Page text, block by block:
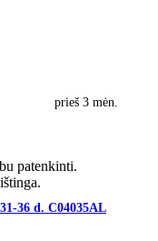
prieš 3 mėn.
patenkinti.
36 d. C04035AL